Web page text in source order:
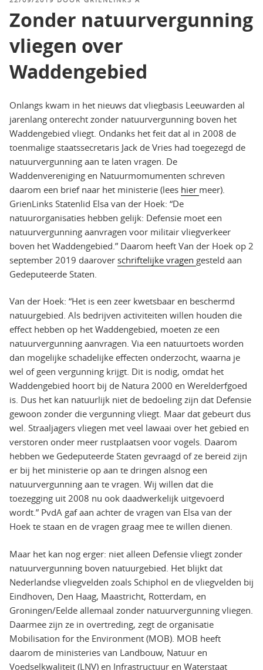
Zonder natuurvergunning
vliegen over
Waddengebied
Onlangs kwam in het nieuws dat vliegbasis Leeuwarden al
jarenlang onterecht zonder natuurvergunning boven het
Waddengebied vliegt. Ondanks het feit dat al in 2008 de
toenmalige staatssecretaris Jack de Vries had toegezegd de
natuurvergunning aan te laten vragen. De
Waddenvereniging en Natuurmomumenten schreven
daarom een brief naar het ministerie (lees hier meer).
GrienLinks Statenlid Elsa van der Hoek: “De
natuurorganisaties hebben gelijk: Defensie moet een
natuurvergunning aanvragen voor militair vliegverkeer
boven het Waddengebied.” Daarom heeft Van der Hoek op 2
september 2019 daarover schriftelijke vragen gesteld aan
Gedeputeerde Staten.
Van der Hoek: “Het is een zeer kwetsbaar en beschermd
natuurgebied. Als bedrijven activiteiten willen houden die
effect hebben op het Waddengebied, moeten ze een
natuurvergunning aanvragen. Via een natuurtoets worden
dan mogelijke schadelijke effecten onderzocht, waarna je
wel of geen vergunning krijgt. Dit is nodig, omdat het
Waddengebied hoort bij de Natura 2000 en Werelderfgoed
is. Dus het kan natuurlijk niet de bedoeling zijn dat Defensie
gewoon zonder die vergunning vliegt. Maar dat gebeurt dus
wel. Straaljagers vliegen met veel lawaai over het gebied en
verstoren onder meer rustplaatsen voor vogels. Daarom
hebben we Gedeputeerde Staten gevraagd of ze bereid zijn
er bij het ministerie op aan te dringen alsnog een
natuurvergunning aan te vragen. Wij willen dat die
toezegging uit 2008 nu ook daadwerkelijk uitgevoerd
wordt.” PvdA gaf aan achter de vragen van Elsa van der
Hoek te staan en de vragen graag mee te willen dienen.
Maar het kan nog erger: niet alleen Defensie vliegt zonder
natuurvergunning boven natuurgebied. Het blijkt dat
Nederlandse vliegvelden zoals Schiphol en de vliegvelden bij
Eindhoven, Den Haag, Maastricht, Rotterdam, en
Groningen/Eelde allemaal zonder natuurvergunning vliegen.
Daarmee zijn ze in overtreding, zegt de organisatie
Mobilisation for the Environment (MOB). MOB heeft
daarom de ministeries van Landbouw, Natuur en
Voedselkwaliteit (LNV) en Infrastructuur en Waterstaat